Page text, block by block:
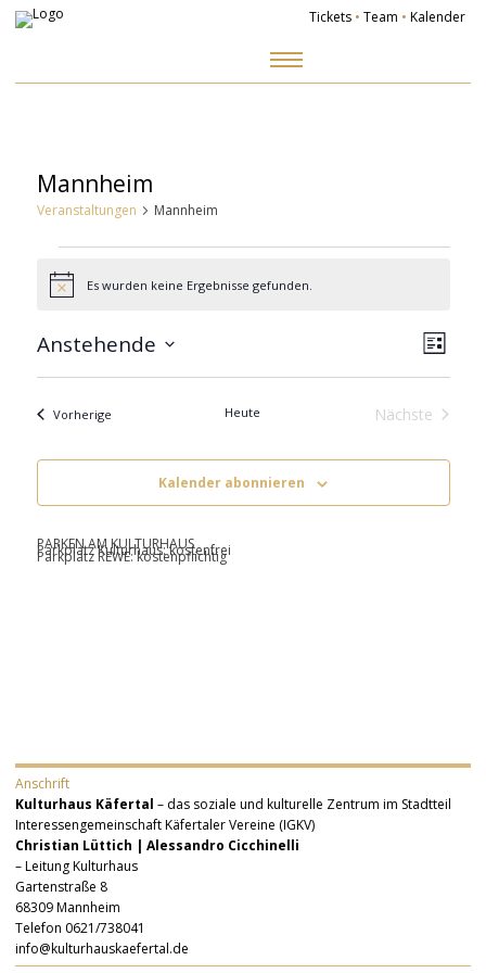
Tickets • Team • Kalender
Mannheim
Veranstaltungen Mannheim
Veranstaltungen
HinweisEs wurden keine Ergebnisse gefunden.
Liste
Anstehende
VorherigeVeranstaltungen Heute
Nächste
Kalender abonnieren
PARKEN AM KULTURHAUS
Parkplatz Kulturhaus: kostenfrei
Parkplatz REWE: kostenpflichtig
Anschrift
Kulturhaus Käfertal – das soziale und kulturelle Zentrum im Stadtteil
Interessengemeinschaft Käfertaler Vereine (IGKV)
Christian Lüttich | Alessandro Cicchinelli
– Leitung Kulturhaus
Gartenstraße 8
68309 Mannheim
Telefon 0621/738041
info@kulturhauskaefertal.de